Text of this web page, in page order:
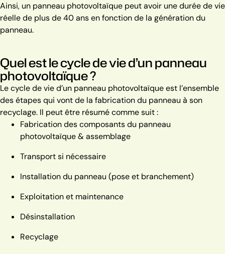
Ainsi, un panneau photovoltaïque peut avoir une durée de vie
réelle de plus de 40 ans en fonction de la génération du
panneau.
Quel est le cycle de vie d’un panneau
photovoltaïque ?
Le cycle de vie d’un panneau photovoltaïque est l’ensemble
des étapes qui vont de la fabrication du panneau à son
recyclage. Il peut être résumé comme suit :
Fabrication des composants du panneau
photovoltaïque & assemblage
Transport si nécessaire
Installation du panneau (pose et branchement)
Exploitation et maintenance
Désinstallation
Recyclage